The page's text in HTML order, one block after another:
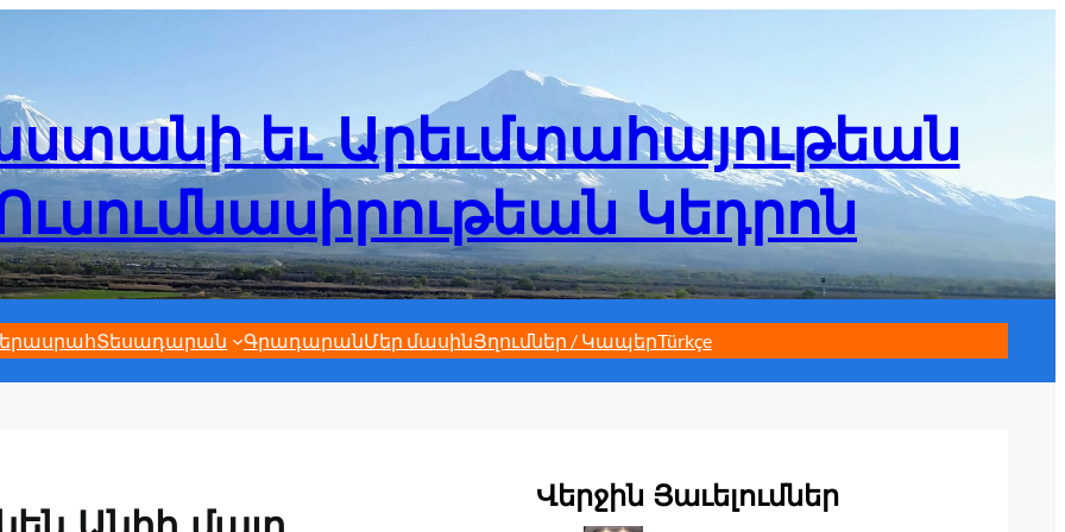
եւ Արեւմտահայութեան
Կեդրոն
Տեսադարան ԳրադարանՄեր մասինՅղումներ / ԿապերTürkçe
Վերջին Յաւելումներ